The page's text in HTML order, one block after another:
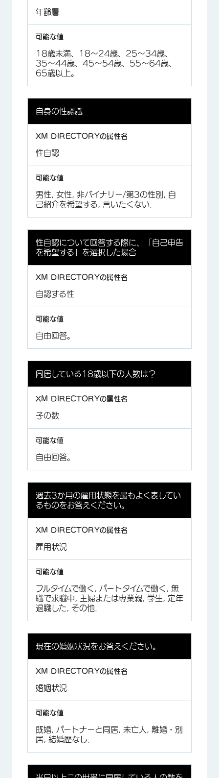
年齢層
18歳未満、18～24歳、25～34歳、
35～44歳、45～54歳、55～64歳、
65歳以上。
自身の性認識
性自認
男性, 女性, 非バイナリー/第3の性別, 自
己紹介を希望する, 言いたくない.
性自認について回答する際に、「自己申告
を希望する」を選択した場合
自認する性
自由回答。
同居している18歳以下の人数は？
子の数
自由回答。
過去3か月の雇用状態を最もよく表してい
るものをお答えください。
雇用状況
フルタイムで働く, パートタイムで働く, 無
職で求職中, 主婦または専業親, 学生, 定年
退職した, その他.
現在の婚姻状況をお答えください。
婚姻状況
既婚, パートナーと同居, 未亡人, 離婚・別
居, 結婚歴なし.